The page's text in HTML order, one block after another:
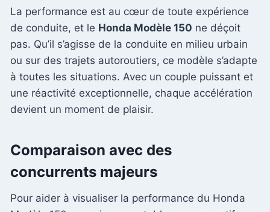
La performance est au cœur de toute expérience
de conduite, et le Honda Modèle 150 ne déçoit
pas. Qu’il s’agisse de la conduite en milieu urbain
ou sur des trajets autoroutiers, ce modèle s’adapte
à toutes les situations. Avec un couple puissant et
une réactivité exceptionnelle, chaque accélération
devient un moment de plaisir.
Comparaison avec des
concurrents majeurs
Pour aider à visualiser la performance du Honda